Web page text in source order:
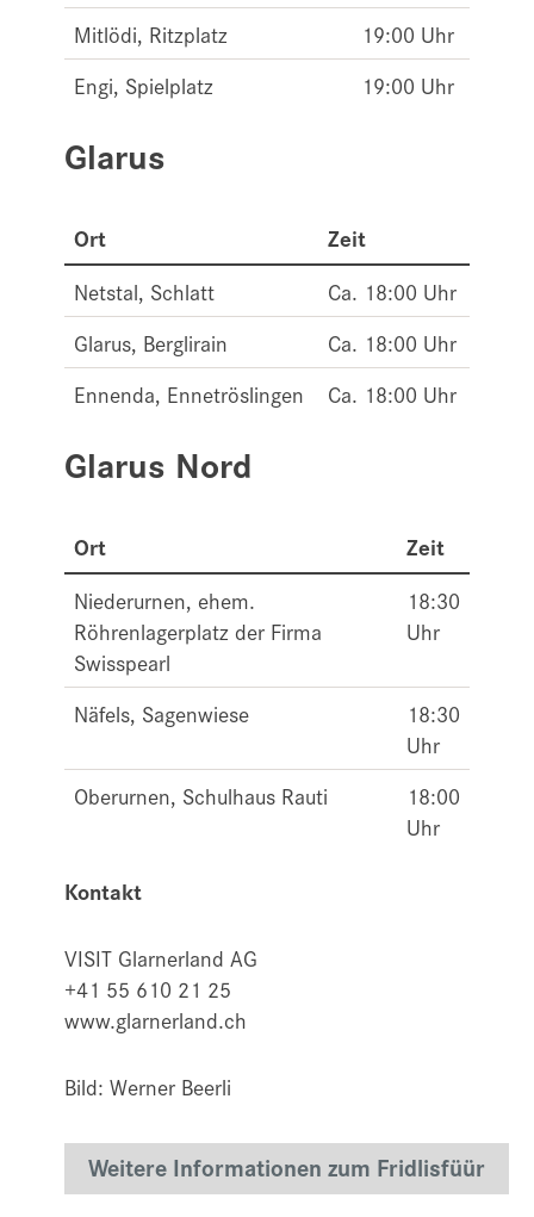
Mitlödi, Ritzplatz
19:00 Uhr
Engi, Spielplatz
19:00 Uhr
Glarus
Ort
Zeit
Netstal, Schlatt
Ca. 18:00 Uhr
Glarus, Berglirain
Ca. 18:00 Uhr
Ennenda, Ennetröslingen
Ca. 18:00 Uhr
Glarus Nord
Ort
Zeit
Niederurnen, ehem.
Röhrenlagerplatz der Firma
Swisspearl
18:30
Uhr
Näfels, Sagenwiese
18:30
Uhr
Oberurnen, Schulhaus Rauti
18:00
Uhr
Kontakt
VISIT Glarnerland AG
+41 55 610 21 25
www.glarnerland.ch
Bild: Werner Beerli
Weitere Informationen zum Fridlisfüür